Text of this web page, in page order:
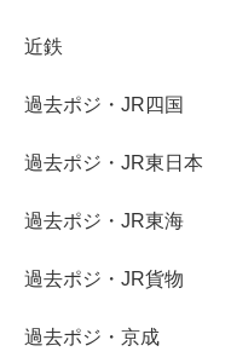
近鉄
過去ポジ・JR四国
過去ポジ・JR東日本
過去ポジ・JR東海
過去ポジ・JR貨物
過去ポジ・京成